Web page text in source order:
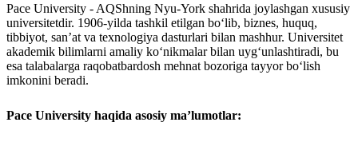
Pace University - AQShning Nyu-York shahrida joylashgan xususiy
universitetdir. 1906-yilda tashkil etilgan bo‘lib, biznes, huquq,
tibbiyot, san’at va texnologiya dasturlari bilan mashhur. Universitet
akademik bilimlarni amaliy ko‘nikmalar bilan uyg‘unlashtiradi, bu
esa talabalarga raqobatbardosh mehnat bozoriga tayyor bo‘lish
imkonini beradi.
Pace University haqida asosiy ma’lumotlar: